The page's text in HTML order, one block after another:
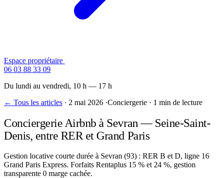
Espace propriétaire
06 03 88 33 09
Du lundi au vendredi, 10 h — 17 h
← Tous les articles · 2 mai 2026 ·Conciergerie · 1 min de lecture
Conciergerie Airbnb à Sevran — Seine-Saint-
Denis, entre RER et Grand Paris
Gestion locative courte durée à Sevran (93) : RER B et D, ligne 16
Grand Paris Express. Forfaits Rentaplus 15 % et 24 %, gestion
transparente 0 marge cachée.